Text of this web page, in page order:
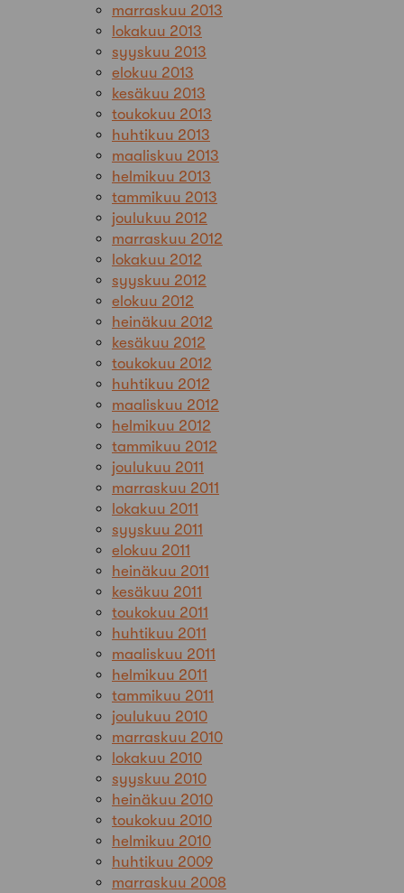
marraskuu 2013
lokakuu 2013
syyskuu 2013
elokuu 2013
kesäkuu 2013
toukokuu 2013
huhtikuu 2013
maaliskuu 2013
helmikuu 2013
tammikuu 2013
joulukuu 2012
marraskuu 2012
lokakuu 2012
syyskuu 2012
elokuu 2012
heinäkuu 2012
kesäkuu 2012
toukokuu 2012
huhtikuu 2012
maaliskuu 2012
helmikuu 2012
tammikuu 2012
joulukuu 2011
marraskuu 2011
lokakuu 2011
syyskuu 2011
elokuu 2011
heinäkuu 2011
kesäkuu 2011
toukokuu 2011
huhtikuu 2011
maaliskuu 2011
helmikuu 2011
tammikuu 2011
joulukuu 2010
marraskuu 2010
lokakuu 2010
syyskuu 2010
heinäkuu 2010
toukokuu 2010
helmikuu 2010
huhtikuu 2009
marraskuu 2008